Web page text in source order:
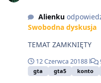
Alienku
Swobodna dyskusja
TEMAT ZAMKNIĘTY
12 Czerwca 20188 l
gta gta5 konto